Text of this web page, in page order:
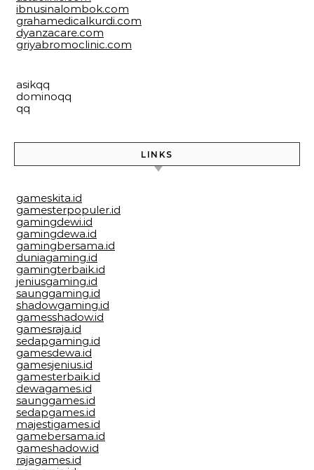
ibnusinalombok.com
grahamedicalkurdi.com
dyanzacare.com
griyabromoclinic.com
asikqq
dominoqq
qq
LINKS
gameskita.id
gamesterpopuler.id
gamingdewi.id
gamingdewa.id
gamingbersama.id
duniagaming.id
gamingterbaik.id
jeniusgaming.id
saunggaming.id
shadowgaming.id
gamesshadow.id
gamesraja.id
sedapgaming.id
gamesdewa.id
gamesjenius.id
gamesterbaik.id
dewagames.id
saunggames.id
sedapgames.id
majestigames.id
gamebersama.id
gameshadow.id
rajagames.id